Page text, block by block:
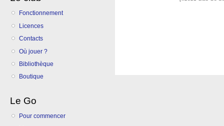
Fonctionnement
Licences
Contacts
Où jouer ?
Bibliothèque
Boutique
Le Go
Pour commencer